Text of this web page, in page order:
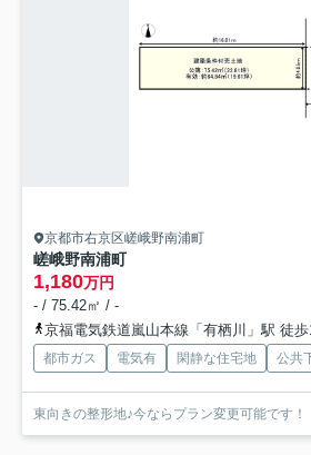
京都市右京区嵯峨野南浦町
嵯峨野南浦町
1,180万円
- / 75.42㎡ / -
京福電気鉄道嵐山本線「有栖川」駅 徒
都市ガス 電気有 閑静な住宅地 公共
東向きの整形地♪今ならプラン変更可能です！